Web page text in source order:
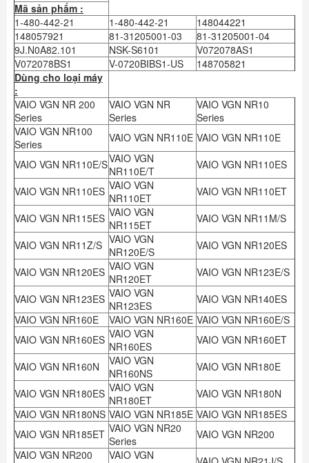
Mã sản phẩm :
1-480-442-21
1-480-442-21
148044221
148057921
81-31205001-03
81-31205001-04
9J.N0A82.101
NSK-S6101
V072078AS1
V072078BS1
V-0720BIBS1-US
148705821
Dùng cho loại máy
:
VAIO VGN NR 200
Series
VAIO VGN NR
Series
VAIO VGN NR10
Series
VAIO VGN NR100
Series
VAIO VGN NR110E VAIO VGN NR110E
VAIO VGN NR110E/SVAIO VGN
NR110E/T
VAIO VGN NR110ES
VAIO VGN NR110ES VAIO VGN
NR110ET
VAIO VGN NR110ET
VAIO VGN NR115ES VAIO VGN
NR115ET
VAIO VGN NR11M/S
VAIO VGN NR11Z/S VAIO VGN
NR120E/S
VAIO VGN NR120ES
VAIO VGN NR120ES VAIO VGN
NR120ET
VAIO VGN NR123E/S
VAIO VGN NR123ES VAIO VGN
NR123ES
VAIO VGN NR140ES
VAIO VGN NR160E
VAIO VGN NR160E VAIO VGN NR160E/S
VAIO VGN NR160ES VAIO VGN
NR160ES
VAIO VGN NR160ET
VAIO VGN NR160N
VAIO VGN
NR160NS
VAIO VGN NR180E
VAIO VGN NR180ES VAIO VGN
NR180ET
VAIO VGN NR180N
VAIO VGN NR180NS VAIO VGN NR185E VAIO VGN NR185ES
VAIO VGN NR185ET VAIO VGN NR20
Series
VAIO VGN NR200
VAIO VGN NR200
VAIO VGN